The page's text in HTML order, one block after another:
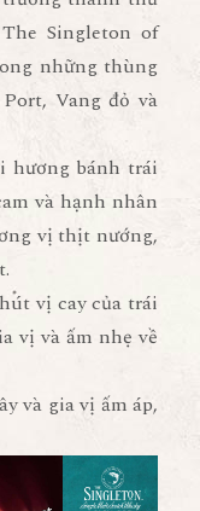
Singleton of
những thùng
Vang đỏ và
hương bánh trái
và hạnh nhân
vị thịt nướng,
vị cay của trái
vị và ấm nhẹ về
và gia vị ấm áp,